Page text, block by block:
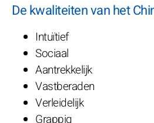
De kwaliteiten van het
Intuïtief
Sociaal
Aantrekkelijk
Vastberaden
Verleidelijk
Grappig